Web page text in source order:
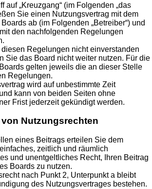
auf „Kreuzgang“ (im Folgenden „das
Sie einen Nutzungsvertrag mit dem
ab (im Folgenden „Betreiber“) und
den nachfolgenden Regelungen
Regelungen nicht einverstanden
Sie das Board nicht weiter nutzen. Für die
gelten jeweils die an dieser Stelle
Regelungen.
wird auf unbestimmte Zeit
kann von beiden Seiten ohne
Frist jederzeit gekündigt werden.
Nutzungsrechten
eines Beitrags erteilen Sie dem
zeitlich und räumlich
und unentgeltliches Recht, Ihren Beitrag
Boards zu nutzen.
nach Punkt 2, Unterpunkt a bleibt
des Nutzungsvertrages bestehen.